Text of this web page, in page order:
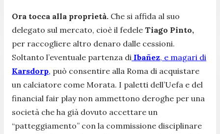
Ora tocca alla proprietà. Che si affida al suo
delegato sul mercato, cioè il fedele Tiago Pinto,
per raccogliere altro denaro dalle cessioni.
Soltanto l’eventuale partenza di Ibañez, e magari di
Karsdorp, può consentire alla Roma di acquistare
un calciatore come Morata. I paletti dell’Uefa e del
financial fair play non ammettono deroghe per una
società che ha già dovuto accettare un
“patteggiamento” con la commissione disciplinare